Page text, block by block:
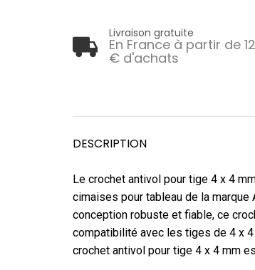
Livraison gratuite
En France à partir de
€ d'achats
DESCRIPTION
Le crochet antivol pour tige 4 x 4
cimaises pour tableau de la
conception robuste et fiable, ce
compatibilité avec les tiges de 4 x
crochet antivol pour tige 4 x 4 mm